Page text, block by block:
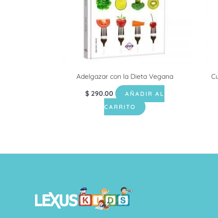
Adelgazar con la Dieta Vegana
$ 290.00
AÑADIR AL
CARRITO